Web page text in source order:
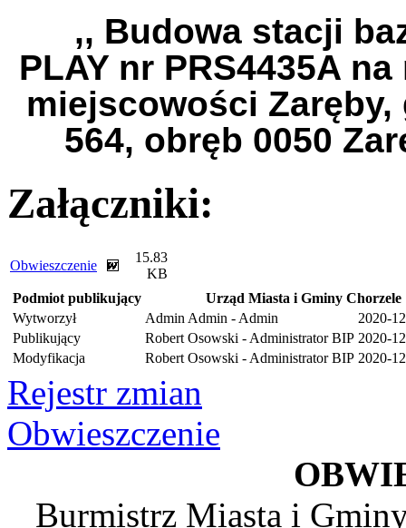
,, Budowa stacji
PLAY nr PRS4435A
miejscowości Zaręby,
564, obręb 0050
Załączniki:
Obwieszczenie
15.83
KB
Podmiot publikujący
Urząd Miasta i Gminy Chorzele
Wytworzył
Admin Admin - Admin
2020-
Publikujący
Robert Osowski - Administrator BIP 2020-
Modyfikacja
Robert Osowski - Administrator BIP 2020-
Rejestr zmian
Obwieszczenie
Burmistrz Miasta i